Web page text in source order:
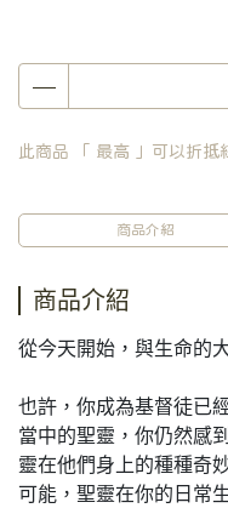
此商品 「 最高 」可以折抵
商品介紹
商品介紹
從今天開始，與生命的
也許，你成為基督徒已
當中的聖靈，你仍然感
靈在他們身上的種種奇
可能，聖靈在你的日常